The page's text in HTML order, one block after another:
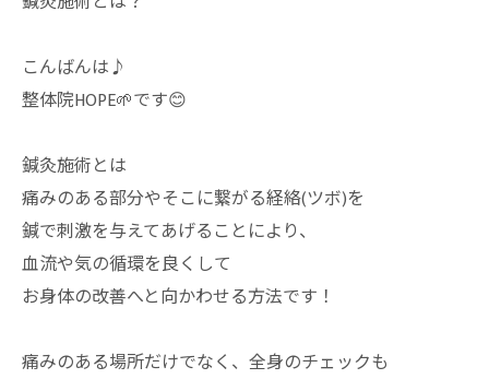
こんばんは♪
整体院HOPE🌱です😊
鍼灸施術とは
痛みのある部分やそこに繋がる経絡(ツボ)を
鍼で刺激を与えてあげることにより、
血流や気の循環を良くして
お身体の改善へと向かわせる方法です！
痛みのある場所だけでなく、全身のチェックも